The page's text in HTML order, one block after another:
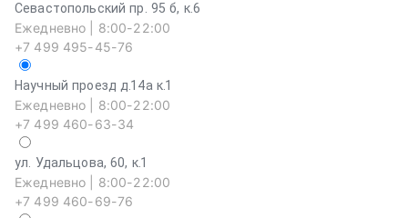
Севастопольский пр. 95 б, к.6
Ежедневно | 8:00-22:00
+7 499 495-45-76
Научный проезд д.14а к.1
Ежедневно | 8:00-22:00
+7 499 460-63-34
ул. Удальцова, 60, к.1
Ежедневно | 8:00-22:00
+7 499 460-69-76